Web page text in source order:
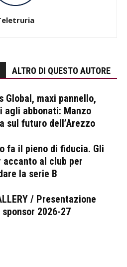
ALTRO DI QUESTO AUTORE
Global, maxi pannello,
agli abbonati: Manzo
sul futuro dell’Arezzo
fa il pieno di fiducia. Gli
accanto al club per
la serie B
/ Presentazione
2026-27